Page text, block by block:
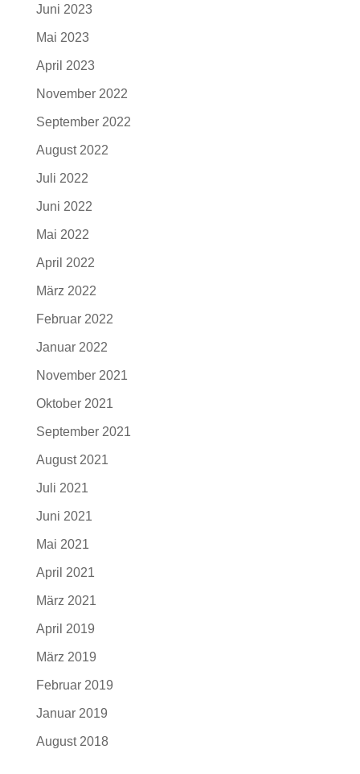
Juni 2023
Mai 2023
April 2023
November 2022
September 2022
August 2022
Juli 2022
Juni 2022
Mai 2022
April 2022
März 2022
Februar 2022
Januar 2022
November 2021
Oktober 2021
September 2021
August 2021
Juli 2021
Juni 2021
Mai 2021
April 2021
März 2021
April 2019
März 2019
Februar 2019
Januar 2019
August 2018